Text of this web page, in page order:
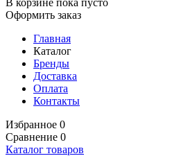
В корзине пока пусто
Оформить заказ
Главная
Каталог
Бренды
Доставка
Оплата
Контакты
Избранное 0
Сравнение 0
Каталог товаров